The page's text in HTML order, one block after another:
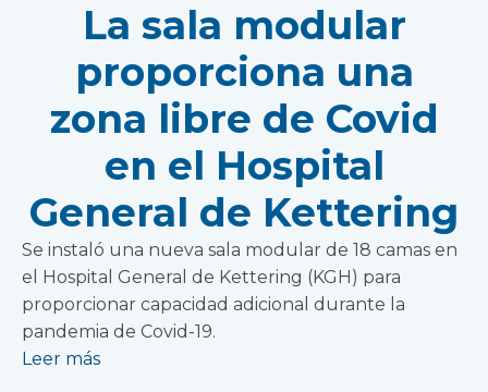
La sala modular
proporciona una
zona libre de Covid
en el Hospital
General de Kettering
Se instaló una nueva sala modular de 18 camas en
el Hospital General de Kettering (KGH) para
proporcionar capacidad adicional durante la
pandemia de Covid-19.
Leer más